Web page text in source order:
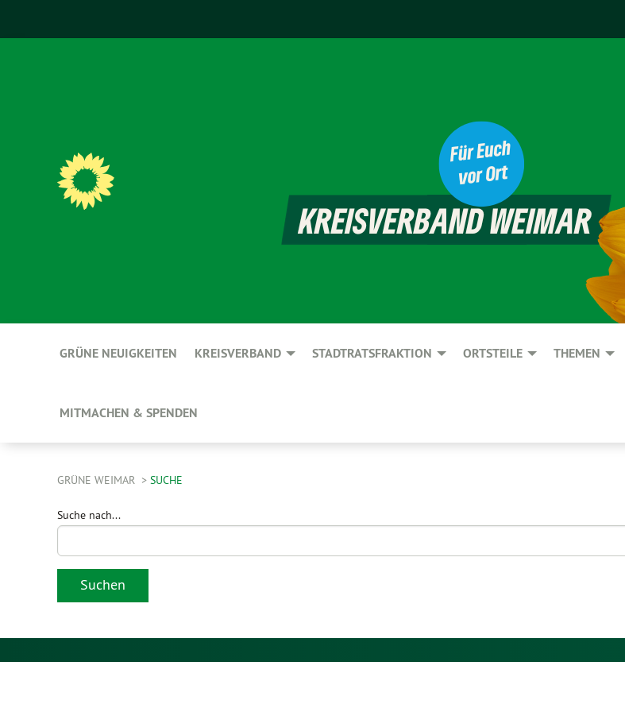
GRÜNE NEUIGKEITEN KREISVERBAND STADTRATSFRAKTION ORTSTEILE THEMEN
MITMACHEN & SPENDEN
GRÜNE WEIMAR SUCHE
Suche nach...